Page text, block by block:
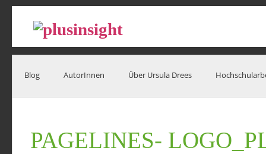
Blog AutorInnen Über Ursula Drees
PAGELINES-